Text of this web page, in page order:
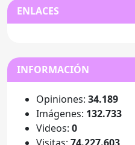
ENLACES
INFORMACIÓN
Opiniones: 34.189
Imágenes: 132.733
Videos: 0